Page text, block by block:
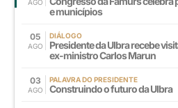
AGO
e municípios
05
AGO
DIÁLOGO
Presidente da Ulbra recebe
ex-ministro Carlos Marun
03
AGO
PALAVRA DO PRESIDENTE
Construindo o futuro da Ulbra